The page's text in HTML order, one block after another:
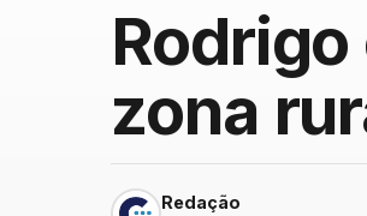
zona
Redação